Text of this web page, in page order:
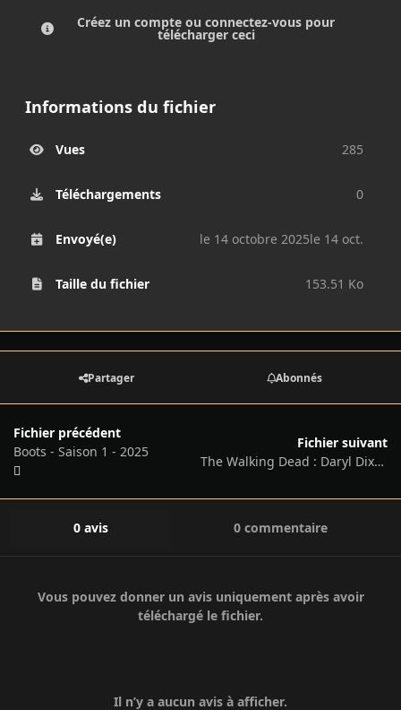
Créez un compte ou connectez-vous pour
télécharger ceci
Informations du fichier
Vues 285
Téléchargements 0
Envoyé(e) le 14 octobre 2025le 14 oct.
Taille du fichier 153.51 Ko
Partager Abonnés
Fichier précédent
Boots - Saison 1 - 2025
Fichier suivant
The Walking Dead : Daryl Dixon - Saison 03 - 2025
0 avis 0 commentaire
Vous pouvez donner un avis uniquement après avoir
téléchargé le fichier.
Il n’y a aucun avis à afficher.